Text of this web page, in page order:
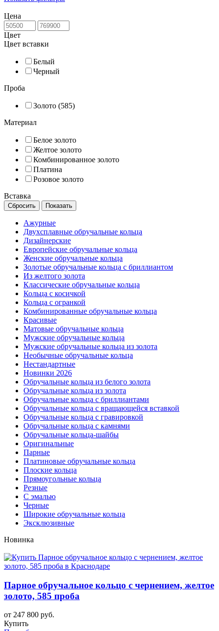
Цена
Цвет
Цвет вставки
Белый
Черный
Проба
Золото (585)
Материал
Белое золото
Желтое золото
Комбинированное золото
Платина
Розовое золото
Вставка
Ажурные
Двухсплавные обручальные кольца
Дизайнерские
Европейские обручальные кольца
Женские обручальные кольца
Золотые обручальные кольца с бриллиантом
Из желтого золота
Классические обручальные кольца
Кольца с косичкой
Кольца с огранкой
Комбинированные обручальные кольца
Красивые
Матовые обручальные кольца
Мужские обручальные кольца
Мужские обручальные кольца из золота
Необычные обручальные кольца
Нестандартные
Новинки 2026
Обручальные кольца из белого золота
Обручальные кольца из золота
Обручальные кольца с бриллиантами
Обручальные кольца с вращающейся вставкой
Обручальные кольца с гравировкой
Обручальные кольца с камнями
Обручальные кольца-шайбы
Оригинальные
Парные
Платиновые обручальные кольца
Плоские кольца
Прямоугольные кольца
Резные
С эмалью
Черные
Широкие обручальные кольца
Эксклюзивные
Новинка
Парное обручальное кольцо c чернением, желтое
золото, 585 проба
от 247 800 руб.
Купить